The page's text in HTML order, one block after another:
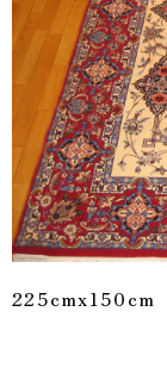
225cmx150cm